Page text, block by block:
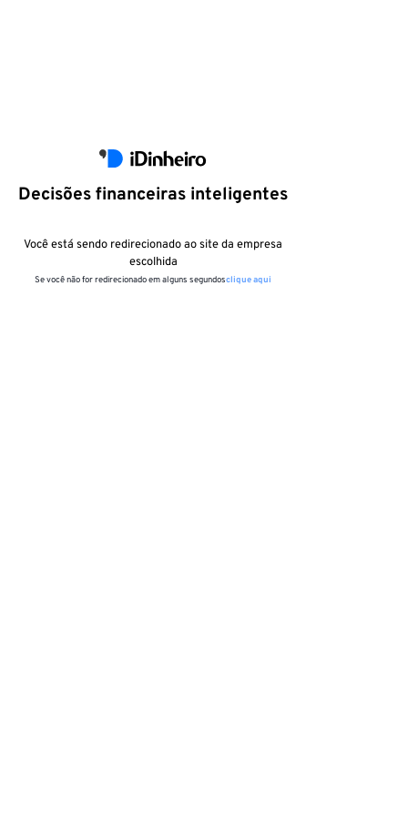
Decisões financeiras inteligentes
Você está sendo redirecionado ao site da empresa
escolhida
Se você não for redirecionado em alguns segundosclique aqui